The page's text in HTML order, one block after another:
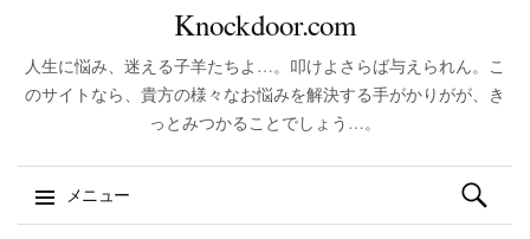
Knockdoor.com
人生に悩み、迷える子羊たちよ…。叩けよさらば与えられん。こ
のサイトなら、貴方の様々なお悩みを解決する手がかりがが、き
っとみつかることでしょう…。
メニュー
検索: